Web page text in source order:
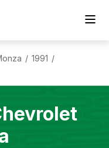
/ 1991 /